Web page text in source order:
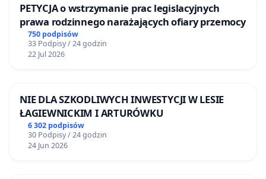
PETYCJA o wstrzymanie prac legislacyjnych
prawa rodzinnego narażających ofiary przemocy
750 podpisów
33 Podpisy / 24 godzin
22 Jul 2026
NIE DLA SZKODLIWYCH INWESTYCJI W LESIE
ŁAGIEWNICKIM I ARTURÓWKU
6 302 podpisów
30 Podpisy / 24 godzin
24 Jun 2026